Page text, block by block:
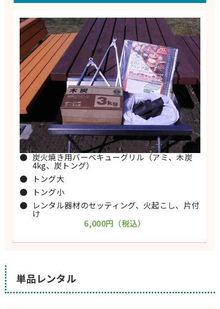
炭火焼き用バーベキューグリル（アミ、木炭
4kg、炭トング）
トング大
トング小
レンタル器材のセッティング、火起こし、片付
け
6,000円（税込）
単品レンタル